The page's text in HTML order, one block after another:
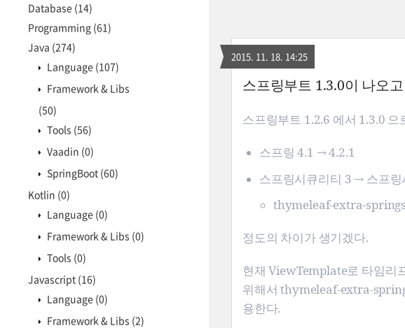
Database (14)
Programming (61)
Java (274)
Language (107)
Framework & Libs
(50)
Tools (56)
Vaadin (0)
SpringBoot (60)
Kotlin (0)
Language (0)
Framework & Libs (0)
Tools (0)
Javascript (16)
Language (0)
Framework & Libs (2)
2015. 11. 18. 14:25
스프링부트 1.3.0이 나오
스프링부트 1.2.6 에서 1.3.0 으
스프링 4.1 → 4.2.1
스프링시큐리티 3 → 스프
thymeleaf-extra-
정도의 차이가 생기겠다.
현재 ViewTemplate로 타임리
위해서 thymeleaf-extra-
용한다.